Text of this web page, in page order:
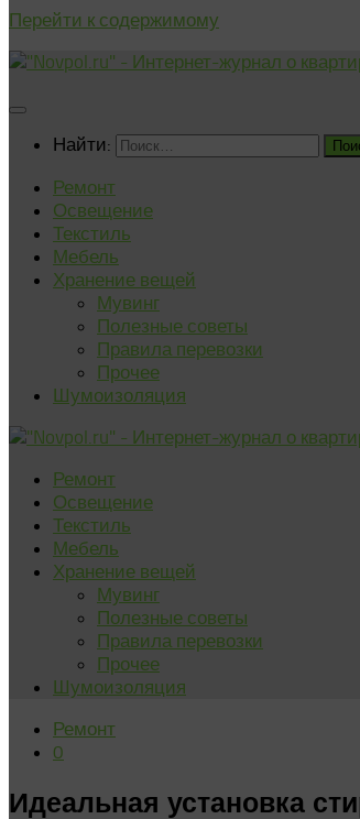
Перейти к содержимому
Найти:
Ремонт
Освещение
Текстиль
Мебель
Хранение вещей
Мувинг
Полезные советы
Правила перевозки
Прочее
Шумоизоляция
Ремонт
Освещение
Текстиль
Мебель
Хранение вещей
Мувинг
Полезные советы
Правила перевозки
Прочее
Шумоизоляция
Ремонт
0
Идеальная установка